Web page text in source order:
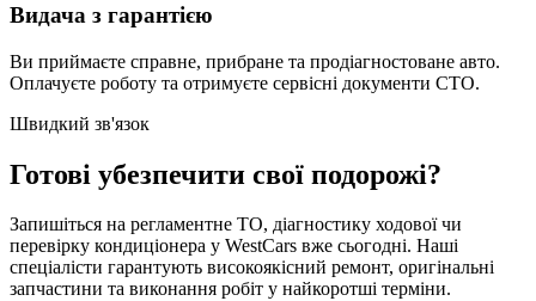
Видача з гарантією
Ви приймаєте справне, прибране та продіагностоване авто.
Оплачуєте роботу та отримуєте сервісні документи СТО.
Швидкий зв'язок
Готові убезпечити свої подорожі?
Запишіться на регламентне ТО, діагностику ходової чи
перевірку кондиціонера у WestCars вже сьогодні. Наші
спеціалісти гарантують високоякісний ремонт, оригінальні
запчастини та виконання робіт у найкоротші терміни.